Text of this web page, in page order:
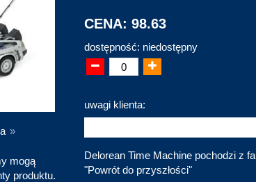
»
mogą
produktu.
CENA: 98.63
dostępność: niedostępny
uwagi klienta:
Delorean Time Machine pochodzi z
"Powrót do przyszłości"